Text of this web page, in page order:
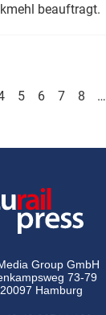
beauftragt.
5 6 7 8 …
Group GmbH
73-79
Hamburg